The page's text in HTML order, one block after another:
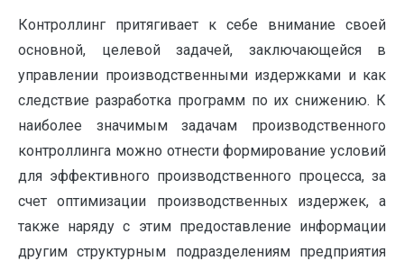
Контроллинг притягивает к себе внимание своей
основной, целевой задачей, заключающейся в
управлении производственными издержками и как
следствие разработка программ по их снижению. К
наиболее значимым задачам производственного
контроллинга можно отнести формирование условий
для эффективного производственного процесса, за
счет оптимизации производственных издержек, а
также наряду с этим предоставление информации
другим структурным подразделениям предприятия